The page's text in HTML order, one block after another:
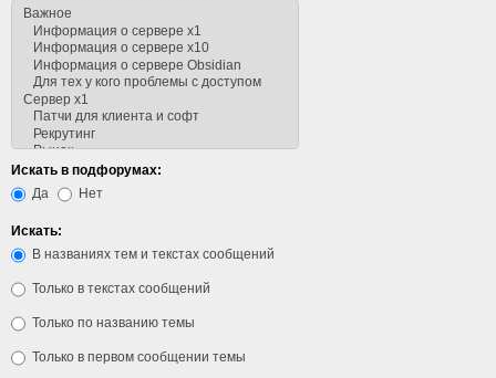
Искать в подфорумах:
Да
Нет
Искать:
В названиях тем и текстах сообщений
Только в текстах сообщений
Только по названию темы
Только в первом сообщении темы